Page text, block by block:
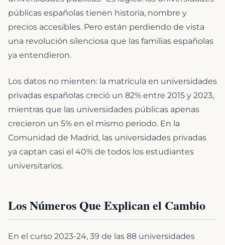
públicas españolas tienen historia, nombre y
precios accesibles. Pero están perdiendo de vista
una revolución silenciosa que las familias españolas
ya entendieron.
Los datos no mienten: la matrícula en universidades
privadas españolas creció un 82% entre 2015 y 2023,
mientras que las universidades públicas apenas
crecieron un 5% en el mismo periodo. En la
Comunidad de Madrid, las universidades privadas
ya captan casi el 40% de todos los estudiantes
universitarios.
Los Números Que Explican el Cambio
En el curso 2023-24, 39 de las 88 universidades